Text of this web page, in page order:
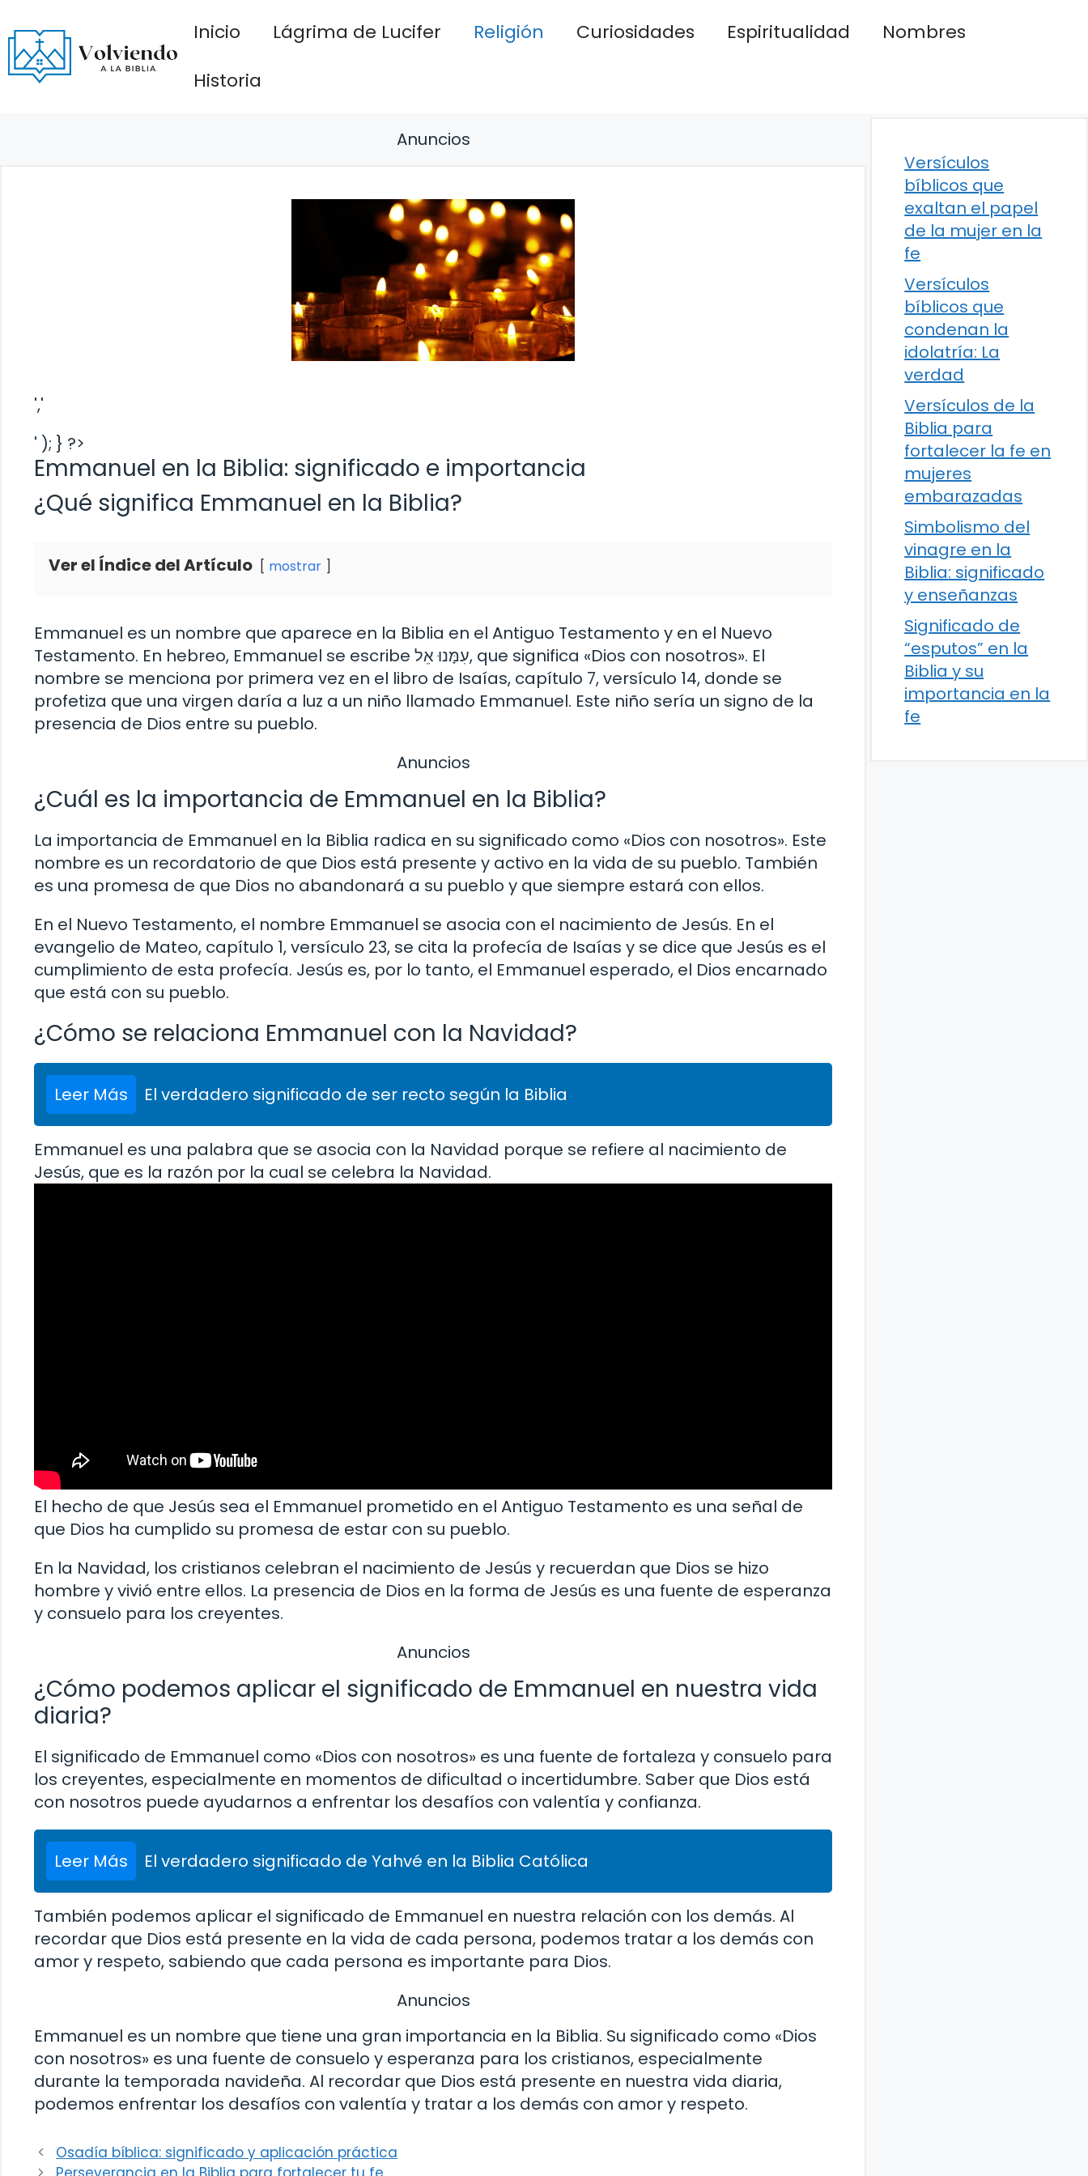
al
contenido
Inicio Lágrima de Lucifer Religión Curiosidades Espiritualidad
Nombres
Historia
Anuncios
','
' ); } ?>
Emmanuel en la Biblia: significado e importancia
¿Qué significa Emmanuel en la Biblia?
Ver el Índice del Artículo mostrar
Emmanuel es un nombre que aparece en la Biblia en el Antiguo Testamento y en el Nuevo
Testamento. En hebreo, Emmanuel se escribe עִמָּנוּ אֵל, que significa «Dios con nosotros». El
nombre se menciona por primera vez en el libro de Isaías, capítulo 7, versículo 14, donde se
profetiza que una virgen daría a luz a un niño llamado Emmanuel. Este niño sería un signo de la
presencia de Dios entre su pueblo.
Anuncios
¿Cuál es la importancia de Emmanuel en la Biblia?
La importancia de Emmanuel en la Biblia radica en su significado como «Dios con nosotros». Este
nombre es un recordatorio de que Dios está presente y activo en la vida de su pueblo. También
es una promesa de que Dios no abandonará a su pueblo y que siempre estará con ellos.
En el Nuevo Testamento, el nombre Emmanuel se asocia con el nacimiento de Jesús. En el
evangelio de Mateo, capítulo 1, versículo 23, se cita la profecía de Isaías y se dice que Jesús es el
cumplimiento de esta profecía. Jesús es, por lo tanto, el Emmanuel esperado, el Dios encarnado
que está con su pueblo.
¿Cómo se relaciona Emmanuel con la Navidad?
Leer Más El verdadero significado de ser recto según la Biblia
Emmanuel es una palabra que se asocia con la Navidad porque se refiere al nacimiento de
Jesús, que es la razón por la cual se celebra la Navidad.
El hecho de que Jesús sea el Emmanuel prometido en el Antiguo Testamento es una señal de
que Dios ha cumplido su promesa de estar con su pueblo.
En la Navidad, los cristianos celebran el nacimiento de Jesús y recuerdan que Dios se hizo
hombre y vivió entre ellos. La presencia de Dios en la forma de Jesús es una fuente de esperanza
y consuelo para los creyentes.
Anuncios
¿Cómo podemos aplicar el significado de Emmanuel en nuestra vida
diaria?
El significado de Emmanuel como «Dios con nosotros» es una fuente de fortaleza y consuelo para
los creyentes, especialmente en momentos de dificultad o incertidumbre. Saber que Dios está
con nosotros puede ayudarnos a enfrentar los desafíos con valentía y confianza.
Leer Más El verdadero significado de Yahvé en la Biblia Católica
También podemos aplicar el significado de Emmanuel en nuestra relación con los demás. Al
recordar que Dios está presente en la vida de cada persona, podemos tratar a los demás con
amor y respeto, sabiendo que cada persona es importante para Dios.
Anuncios
Emmanuel es un nombre que tiene una gran importancia en la Biblia. Su significado como «Dios
con nosotros» es una fuente de consuelo y esperanza para los cristianos, especialmente
durante la temporada navideña. Al recordar que Dios está presente en nuestra vida diaria,
podemos enfrentar los desafíos con valentía y tratar a los demás con amor y respeto.
Osadía bíblica: significado y aplicación práctica
Versículos
bíblicos que
exaltan el papel
de la mujer en la
fe
Versículos
bíblicos que
condenan la
idolatría: La
verdad
Versículos de la
Biblia para
fortalecer la fe en
mujeres
embarazadas
Simbolismo del
vinagre en la
Biblia: significado
y enseñanzas
Significado de
“esputos” en la
Biblia y su
importancia en la
fe